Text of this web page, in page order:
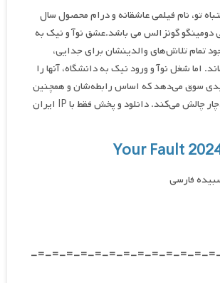
تو، نام فیلمی عاشقانه و درام محصول سال
دومینگو گونزالس می باشد.عشق نوآ و نیک به
تمام تلاش‌های والدینشان برای جدایی،
اما شغل نوآ و ورود نیک به دانشگاه، آنها را
سوق می‌دهد که اساس رابطه‌شان و همچنین
خانواده لایستر را دچار چالش می‌کند. دانلود و پخش فقط با IP ایران
فارسی
-=-=-=-=-=-=-=-=-=-=-=-=-